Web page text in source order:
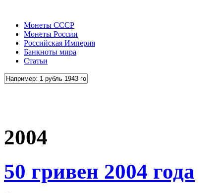
Монеты СССР
Монеты России
Российская Империя
Банкноты мира
Статьи
2004
50 гривен 2004 года